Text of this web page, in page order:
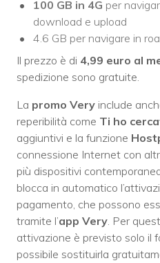
100 GB in 4G per
download e upload
4.6 GB per navigare in
Il prezzo è di 4,99 euro al
spedizione sono gratuite.
La promo Very include
reperibilità come Ti ho
aggiuntivi e la funzione
connessione Internet con
più dispositivi
blocca in automatico
pagamento, che possono
tramite l’app Very. Per
attivazione è previsto solo il
possibile sostituirla